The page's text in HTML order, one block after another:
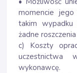
momencie
takim wypadku
żadne
c) Koszty
uczestnictwa
wykonawcę.